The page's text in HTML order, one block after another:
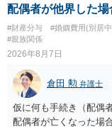
に勤務先」が含まれて
行く事になり、上記
来るかと思うのですが
います。養育費は事情
配偶者が他界した
#財産分与 #婚姻費用(別居
#親族関係
2026年8月7日
倉田 勲 弁護士
仮に何も手続き（配偶
配偶者が亡くなった場